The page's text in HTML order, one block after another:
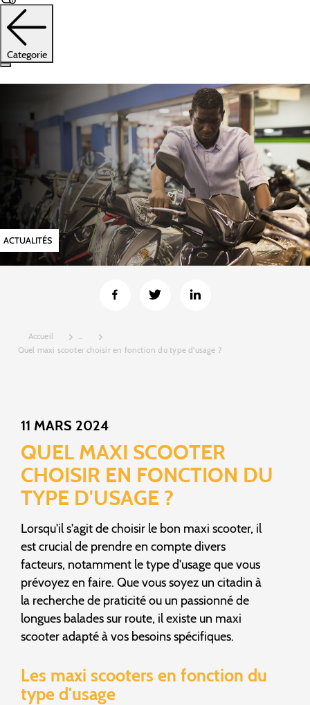
Categorie
ACTUALITÉS
Accueil
...
Quel maxi scooter choisir en fonction du type d'usage ?
11 MARS 2024
QUEL MAXI SCOOTER
CHOISIR EN FONCTION DU
TYPE D'USAGE ?
Lorsqu'il s'agit de choisir le bon maxi scooter, il
est crucial de prendre en compte divers
facteurs, notamment le type d'usage que vous
prévoyez en faire. Que vous soyez un citadin à
la recherche de praticité ou un passionné de
longues balades sur route, il existe un maxi
scooter adapté à vos besoins spécifiques.
Les maxi scooters en fonction du
type d'usage